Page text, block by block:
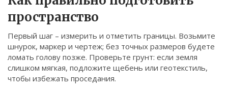
Связаться
пространство
Первый шаг – измерить и отметить границы. Возьмите
шнурок, маркер и чертеж; без точных размеров будете
ломать голову позже. Проверьте грунт: если земля
слишком мягкая, подложите щебень или геотекстиль,
чтобы избежать проседания.